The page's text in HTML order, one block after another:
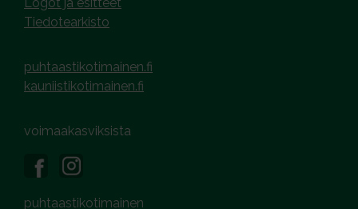
Tiedotearkisto
puhtaastikotimainen.fi
kauniistikotimainen.fi
voimaakasviksista
puhtaastikotimainen